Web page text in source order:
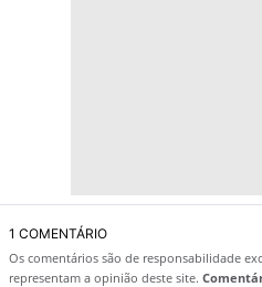
1 COMENTÁRIO
Os comentários são de responsabilidade
representam a opinião deste site.